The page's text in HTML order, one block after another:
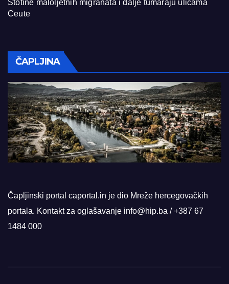
Stotine maloljetnih migranata i dalje tumaraju ulicama
Ceute
ČAPLJINA
Čapljinski portal caportal.in je dio Mreže hercegovačkih
portala. Kontakt za oglašavanje info@hip.ba / +387 67
1484 000